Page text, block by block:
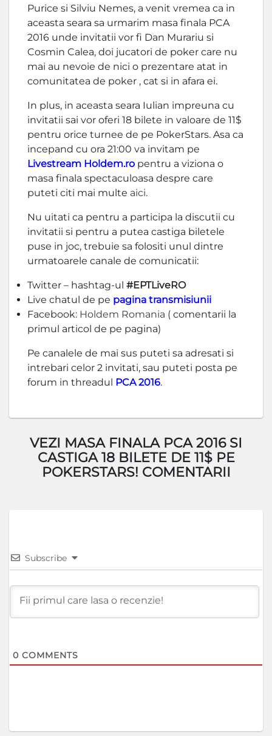
Purice si Silviu Nemes, a venit vremea ca in
aceasta seara sa urmarim masa finala PCA
2016 unde invitatii vor fi Dan Murariu si
Cosmin Calea, doi jucatori de poker care nu
mai au nevoie de nici o prezentare atat in
comunitatea de poker , cat si in afara ei.
In plus, in aceasta seara Iulian impreuna cu
invitatii sai vor oferi 18 bilete in valoare de 11$
pentru orice turnee de pe PokerStars. Asa ca
incepand cu ora 21:00 va invitam pe
Livestream Holdem.ro pentru a viziona o
masa finala spectaculoasa despre care
puteti citi mai multe aici.
Nu uitati ca pentru a participa la discutii cu
invitatii si pentru a putea castiga biletele
puse in joc, trebuie sa folositi unul dintre
urmatoarele canale de comunicatii:
Twitter – hashtag-ul #EPTLiveRO
Live chatul de pe pagina transmisiunii
Facebook: Holdem Romania ( comentarii la
primul articol de pe pagina)
Pe canalele de mai sus puteti sa adresati si
intrebari celor 2 invitati, sau puteti posta pe
forum in threadul PCA 2016.
VEZI MASA FINALA PCA 2016 SI
CASTIGA 18 BILETE DE 11$ PE
POKERSTARS! COMENTARII
Subscribe
0 COMMENTS